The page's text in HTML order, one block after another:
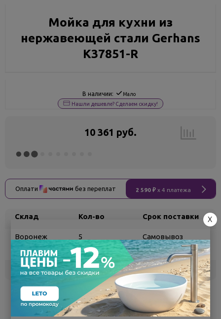
Мойка для кухни из
нержавеющей стали Gerhans
K37851-R
В наличии: Мало
Нашли дешевле? Сделаем скидку!
10 361 руб.
Оплати без переплат 2 590 ₽ x 4 платежа
Склад Кол-во Срок поставки
Воронеж 5
Самовывоз
сегодня
Белгород под заказ 3 - 7 дней
Поделиться
X